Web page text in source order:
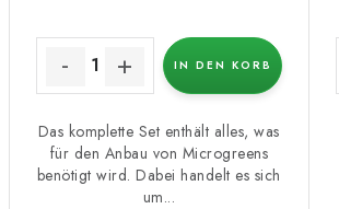
IN DEN KORB
Das komplette Set enthält alles, was
für den Anbau von Microgreens
benötigt wird. Dabei handelt es sich
um...